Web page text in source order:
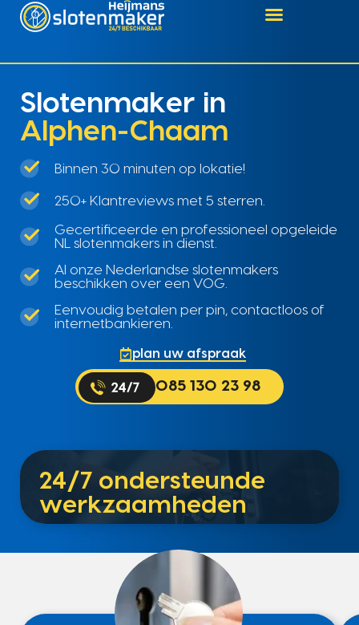
Slotenmaker in
Alphen-Chaam
Binnen 30 minuten op lokatie!
250+ Klantreviews met 5 sterren.
Gecertificeerde en professioneel opgeleide
NL slotenmakers in dienst.
Al onze Nederlandse slotenmakers
beschikken over een VOG.
Eenvoudig betalen per pin, contactloos of
internetbankieren.
plan uw afspraak
085 130 23 98
24/7 ondersteunde
werkzaamheden